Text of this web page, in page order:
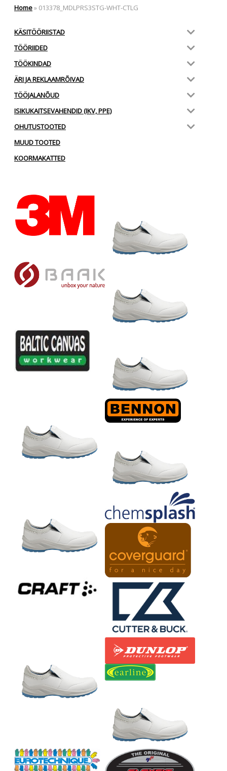
Home» 013378_MDLPRS3STG-WHT-CTLG
KÄSITÖÖRIISTAD
TÖÖRIIDED
TÖÖKINDAD
ÄRI JA REKLAAMRÕIVAD
TÖÖJALANÕUD
ISIKUKAITSEVAHENDID (IKV, PPE)
OHUTUSTOOTED
MUUD TOOTED
KOORMAKATTED